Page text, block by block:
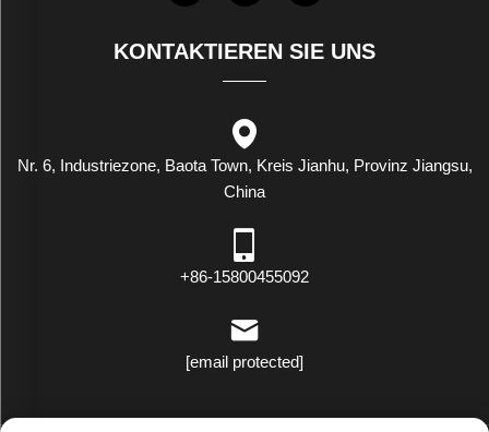
KONTAKTIEREN SIE UNS
Nr. 6, Industriezone, Baota Town, Kreis Jianhu, Provinz Jiangsu,
China
+86-15800455092
[email protected]